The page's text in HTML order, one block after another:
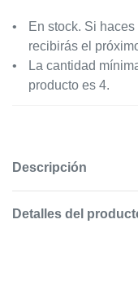
En stock. Si
recibirás el
La cantidad
producto es 4.
Descripción
Detalles del